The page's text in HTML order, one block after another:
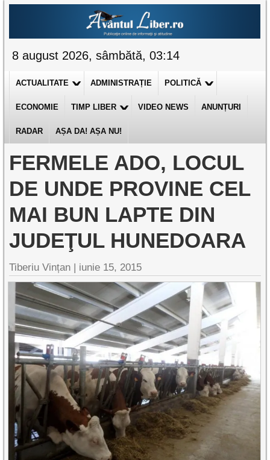
8 august 2026, sâmbătă, 03:14
ACTUALITATE ADMINISTRAȚIE POLITICĂ
ECONOMIE TIMP LIBER VIDEO NEWS ANUNȚURI
RADAR AȘA DA! AȘA NU!
FERMELE ADO, LOCUL
DE UNDE PROVINE CEL
MAI BUN LAPTE DIN
JUDEŢUL HUNEDOARA
Tiberiu Vințan | iunie 15, 2015